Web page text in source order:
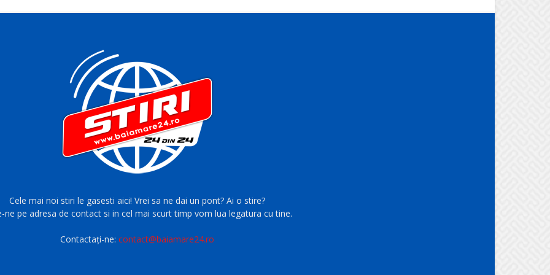
Cele mai noi stiri le gasesti aici! Vrei sa ne dai un pont? Ai o stire?
ne pe adresa de contact si in cel mai scurt timp vom lua legatura cu tine.
Contactați-ne:contact@baiamare24.ro